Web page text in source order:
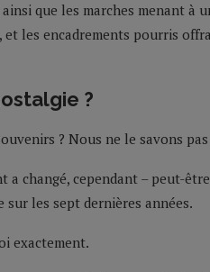
que les marches menant à
et les encadrements pourris
?
? Nous ne le savons
a changé, cependant – peut-
les sept dernières années.
exactement.